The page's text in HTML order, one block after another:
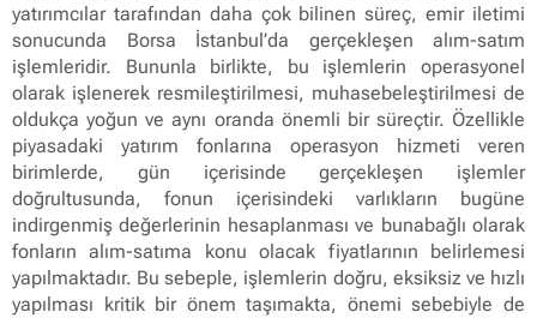
yatırımcılar tarafından daha çok bilinen süreç, emir iletimi
sonucunda Borsa İstanbul’da gerçekleşen alım-satım
işlemleridir. Bununla birlikte, bu işlemlerin operasyonel
olarak işlenerek resmileştirilmesi, muhasebeleştirilmesi de
oldukça yoğun ve aynı oranda önemli bir süreçtir. Özellikle
piyasadaki yatırım fonlarına operasyon hizmeti veren
birimlerde, gün içerisinde gerçekleşen işlemler
doğrultusunda, fonun içerisindeki varlıkların bugüne
indirgenmiş değerlerinin hesaplanması ve bunabağlı olarak
fonların alım-satıma konu olacak fiyatlarının belirlemesi
yapılmaktadır. Bu sebeple, işlemlerin doğru, eksiksiz ve hızlı
yapılması kritik bir önem taşımakta, önemi sebebiyle de